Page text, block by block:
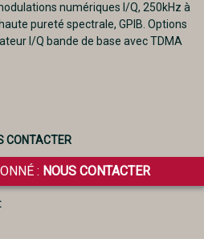
numériques I/Q, 250kHz à
pureté spectrale, GPIB. Options
I/Q bande de base avec TDMA
CONTACTER
: NOUS CONTACTER